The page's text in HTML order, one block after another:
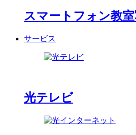
スマートフォン教
サービス
光テレビ